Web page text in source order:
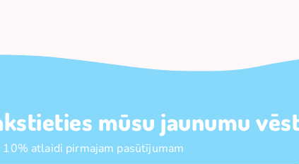
mūsu jaunumu
10% atlaidi pirmajam pasūtījumam